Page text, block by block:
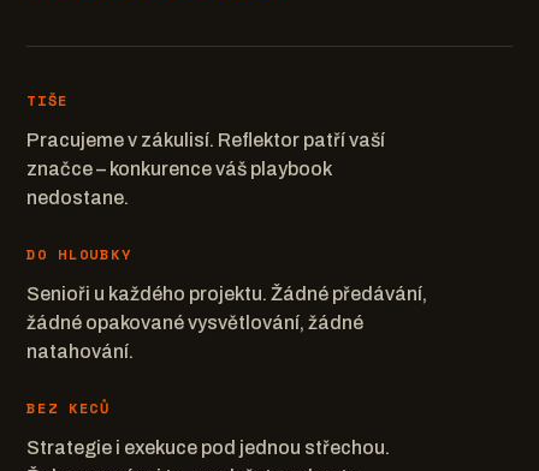
TIŠE
Pracujeme v zákulisí. Reflektor patří vaší
značce – konkurence váš playbook
nedostane.
DO HLOUBKY
Senioři u každého projektu. Žádné předávání,
žádné opakované vysvětlování, žádné
natahování.
BEZ KECŮ
Strategie i exekuce pod jednou střechou.